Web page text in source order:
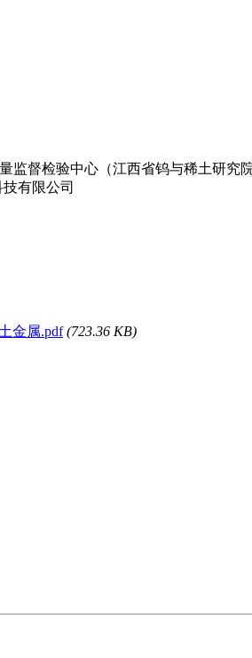
监督检验中心（江西省钨与稀土研
有限公司
金属.pdf (723.36 KB)